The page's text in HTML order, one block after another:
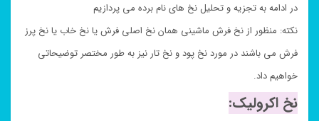
در ادامه به تجزیه و تحلیل نخ های نام برده می پردازیم
نکته: منظور از نخ فرش ماشینی همان نخ اصلی فرش یا نخ خاب یا نخ پرز
فرش می باشند در مورد نخ پود و نخ تار نیز به طور مختصر توضیحاتی
خواهیم داد.
نخ اکرولیک: